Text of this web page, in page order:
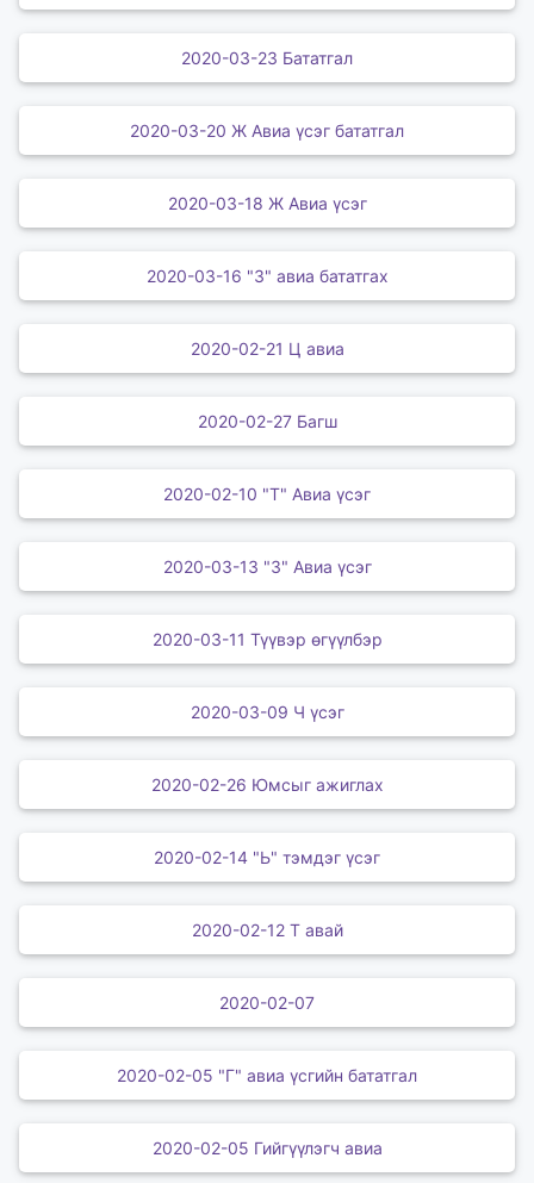
2020-03-23 Бататгал
2020-03-20 Ж Авиа үсэг бататгал
2020-03-18 Ж Авиа үсэг
2020-03-16 "З" авиа бататгах
2020-02-21 Ц авиа
2020-02-27 Багш
2020-02-10 "Т" Авиа үсэг
2020-03-13 "З" Авиа үсэг
2020-03-11 Түүвэр өгүүлбэр
2020-03-09 Ч үсэг
2020-02-26 Юмсыг ажиглах
2020-02-14 "Ь" тэмдэг үсэг
2020-02-12 Т авай
2020-02-07
2020-02-05 "Г" авиа үсгийн бататгал
2020-02-05 Гийгүүлэгч авиа